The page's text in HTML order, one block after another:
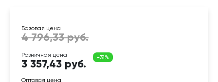
3 357,43 руб.